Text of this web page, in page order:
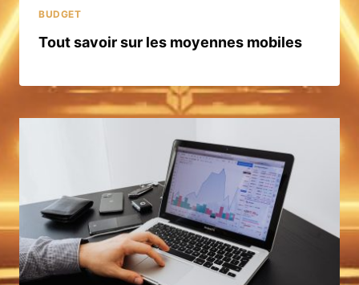
BUDGET
Tout savoir sur les moyennes mobiles